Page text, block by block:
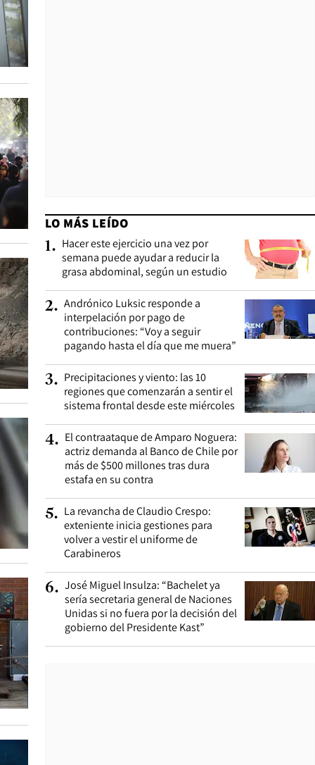
LO MÁS LEÍDO
1. Hacer este ejercicio una vez por
semana puede ayudar a reducir la
grasa abdominal, según un estudio
2. Andrónico Luksic responde a
interpelación por pago de
contribuciones: “Voy a seguir
pagando hasta el día que me muera”
3. Precipitaciones y viento: las 10
regiones que comenzarán a sentir el
sistema frontal desde este miércoles
4. El contraataque de Amparo Noguera:
actriz demanda al Banco de Chile por
más de $500 millones tras dura
estafa en su contra
5. La revancha de Claudio Crespo:
exteniente inicia gestiones para
volver a vestir el uniforme de
Carabineros
6. José Miguel Insulza: “Bachelet ya
sería secretaria general de Naciones
Unidas si no fuera por la decisión del
gobierno del Presidente Kast”